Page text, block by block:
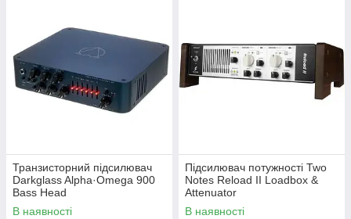
Транзисторний підсилювач
Darkglass Alpha·Omega 900
Bass Head
В наявності
Підсилювач потужності Two
Notes Reload II Loadbox &
Attenuator
В наявності